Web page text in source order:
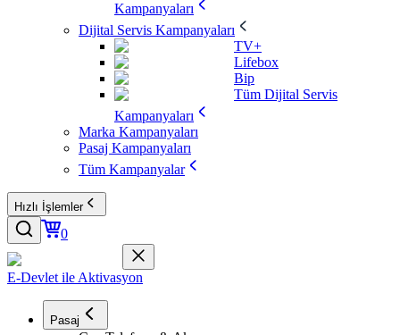
Kampanyaları
Dijital Servis Kampanyaları
TV+
Lifebox
Bip
Tüm Dijital Servis
Kampanyaları
Marka Kampanyaları
Pasaj Kampanyaları
Tüm Kampanyalar
Hızlı İşlemler
0
E-Devlet ile Aktivasyon
Pasaj